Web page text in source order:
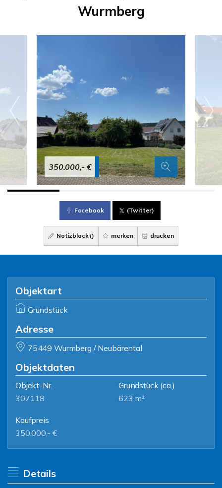
Wurmberg
350.000,- €
Facebook (Twitter)
Notizblock () merken drucken
Objektart
Grundstück
Adresse
75449 Wurmberg / Neubärental
Objektdaten
Objekt-Nr.
307118
Grundstück(ca.)
623 m²
Kaufpreis
350.000,- €
Details